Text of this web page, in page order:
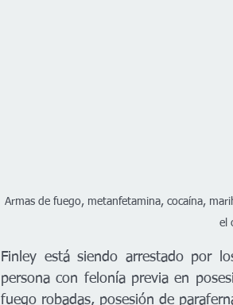
Armas de fuego, metanfetamina, cocaína,
el
Finley está siendo arrestado por
persona con felonía previa en
fuego robadas, posesión de